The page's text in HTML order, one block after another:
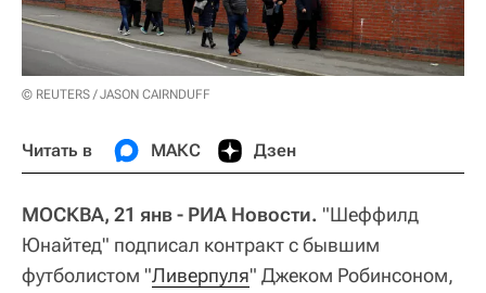
© REUTERS / JASON CAIRNDUFF
Читать в МАКС Дзен
МОСКВА, 21 янв - РИА Новости. "Шеффилд
Юнайтед" подписал контракт с бывшим
футболистом "Ливерпуля" Джеком Робинсоном,